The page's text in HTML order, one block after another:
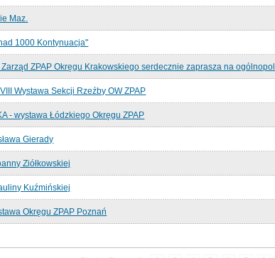
Maz.
1000 Kontynuacja"
Zarząd ZPAP Okręgu Krakowskiego serdecznie zaprasza na
Wystawa Sekcji Rzeźby OW ZPAP
- wystawa Łódzkiego Okręgu ZPAP
Gierady
Ziółkowskiej
Kuźmińskiej
Okręgu ZPAP Poznań